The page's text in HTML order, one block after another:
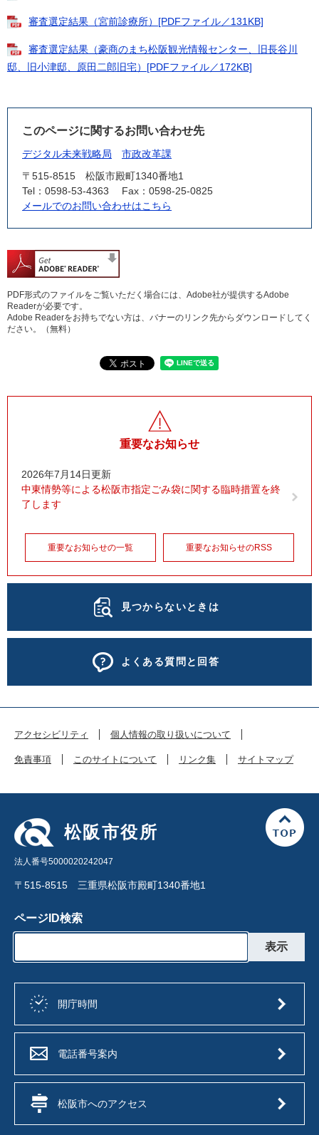
審査選定結果（宮前診療所）[PDFファイル／131KB]
審査選定結果（豪商のまち松阪観光情報センター、旧長谷川
邸、旧小津邸、原田二郎旧宅）[PDFファイル／172KB]
このページに関するお問い合わせ先
デジタル未来戦略局
市政改革課
〒515-8515
松阪市殿町1340番地1
Tel：0598-53-4363
Fax：0598-25-0825
メールでのお問い合わせはこちら
PDF形式のファイルをご覧いただく場合には、Adobe社が提供するAdobe
Readerが必要です。
Adobe Readerをお持ちでない方は、バナーのリンク先からダウンロードしてく
ださい。（無料）
重要なお知らせ
2026年7月14日更新
中東情勢等による松阪市指定ごみ袋に関する臨時措置を終
了します
重要なお知らせの一覧 重要なお知らせのRSS
見つからないときは
よくある質問と回答
アクセシビリティ 個人情報の取り扱いについて
免責事項 このサイトについて リンク集 サイトマップ
松阪市役所
法人番号5000020242047
〒515-8515 三重県松阪市殿町1340番地1
ページID検索
開庁時間
電話番号案内
松阪市へのアクセス